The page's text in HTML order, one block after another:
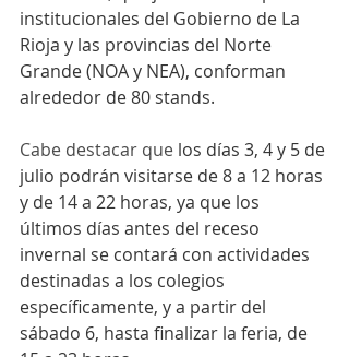
institucionales del Gobierno de La
Rioja y las provincias del Norte
Grande (NOA y NEA), conforman
alrededor de 80 stands.
Cabe destacar que los días 3, 4 y 5 de
julio podrán visitarse de 8 a 12 horas
y de 14 a 22 horas, ya que los
últimos días antes del receso
invernal se contará con actividades
destinadas a los colegios
específicamente, y a partir del
sábado 6, hasta finalizar la feria, de